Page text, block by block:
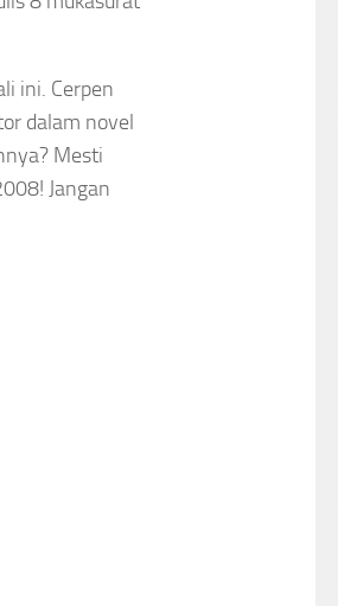
ini. Cerpen
dalam novel
Mesti
Jangan